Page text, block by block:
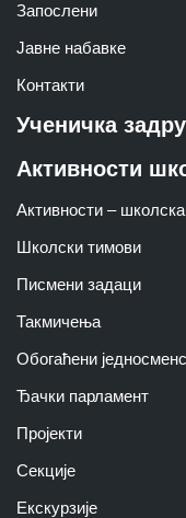
Запослени
Јавне набавке
Контакти
Ученичка
Активности
Активности –
Школски тимoви
Писмени задаци
Такмичења
Обогаћени
Ђачки парламент
Пројекти
Секције
Екскурзије